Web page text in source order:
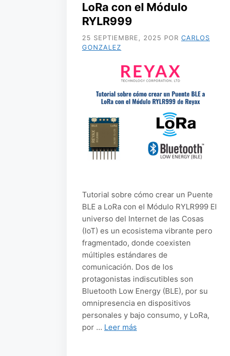
LoRa con el Módulo
RYLR999
25 SEPTIEMBRE, 2025 POR CARLOS
GONZALEZ
Tutorial sobre cómo crear un Puente
BLE a LoRa con el Módulo RYLR999 El
universo del Internet de las Cosas
(IoT) es un ecosistema vibrante pero
fragmentado, donde coexisten
múltiples estándares de
comunicación. Dos de los
protagonistas indiscutibles son
Bluetooth Low Energy (BLE), por su
omnipresencia en dispositivos
personales y bajo consumo, y LoRa,
por … Leer más